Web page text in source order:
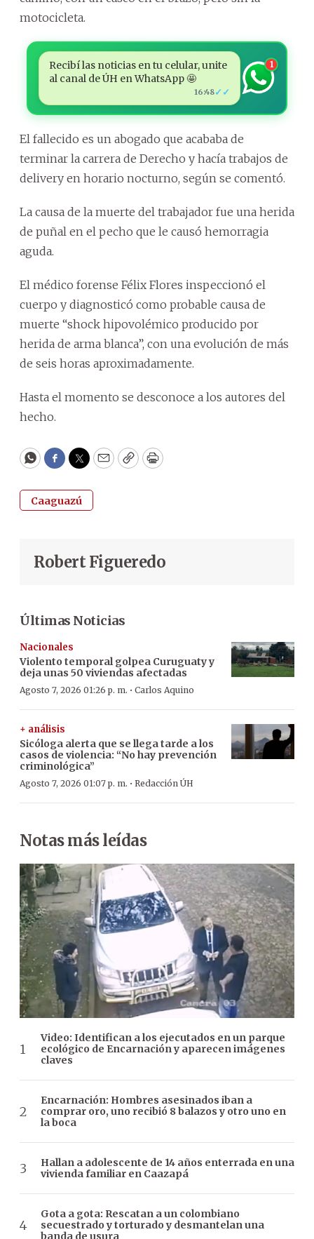
motocicleta.
Recibí las noticias en tu celular, unite
al canal de ÚH en WhatsApp 🤩
16:48✓✓
1
El fallecido es un abogado que acababa de
terminar la carrera de Derecho y hacía trabajos de
delivery en horario nocturno, según se comentó.
La causa de la muerte del trabajador fue una herida
de puñal en el pecho que le causó hemorragia
aguda.
El médico forense Félix Flores inspeccionó el
cuerpo y diagnosticó como probable causa de
muerte “shock hipovolémico producido por
herida de arma blanca”, con una evolución de más
de seis horas aproximadamente.
Hasta el momento se desconoce a los autores del
hecho.
WhatsApp
Facebook
Twitter
EmailCopyPrint
Caaguazú
Robert Figueredo
Últimas Noticias
Nacionales
Violento temporal golpea Curuguaty y
deja unas 50 viviendas afectadas
Agosto 7, 2026 01:26 p. m. · Carlos Aquino
+ análisis
Sicóloga alerta que se llega tarde a los
casos de violencia: “No hay prevención
criminológica”
Agosto 7, 2026 01:07 p. m. · Redacción ÚH
Notas más leídas
Video: Identifican a los ejecutados en un parque
ecológico de Encarnación y aparecen imágenes
claves
Encarnación: Hombres asesinados iban a
comprar oro, uno recibió 8 balazos y otro uno en
la boca
Hallan a adolescente de 14 años enterrada en una
vivienda familiar en Caazapá
Gota a gota: Rescatan a un colombiano
secuestrado y torturado y desmantelan una
banda de usura